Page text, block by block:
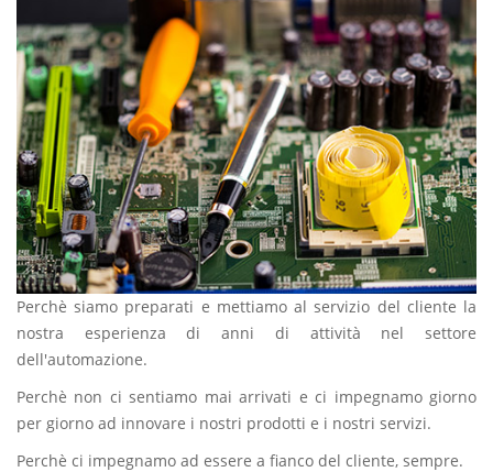
Perchè siamo preparati e mettiamo al servizio del cliente la
nostra esperienza di anni di attività nel settore
dell'automazione.
Perchè non ci sentiamo mai arrivati e ci impegnamo giorno
per giorno ad innovare i nostri prodotti e i nostri servizi.
Perchè ci impegnamo ad essere a fianco del cliente, sempre.